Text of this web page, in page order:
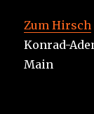
Zum Hirsch
Konrad-
Main